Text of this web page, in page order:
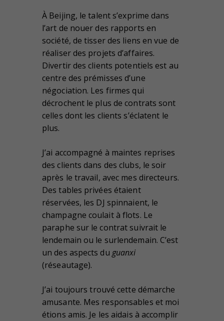
À Beijing, le talent s’exprime dans
l’art de nouer des rapports en
société, de tisser des liens en vue de
réaliser des projets d’affaires.
Divertir des clients potentiels est au
centre des prémisses d’une
négociation. Les firmes qui
décrochent le plus de contrats sont
celles dont les clients s’éclatent le
plus.
J’ai accompagné à maintes reprises
des clients dans des clubs, le soir
après le travail, avec mes directeurs.
Des tables privées étaient
réservées, les DJ spinnaient, le
champagne coulait à flots. Le
paraphe sur le contrat suivrait le
lendemain ou le surlendemain. C’est
un des aspects du guanxi
(réseautage).
J’ai toujours trouvé cette démarche
amusante. Mes responsables et moi
étions amis. Je les aidais à accomplir